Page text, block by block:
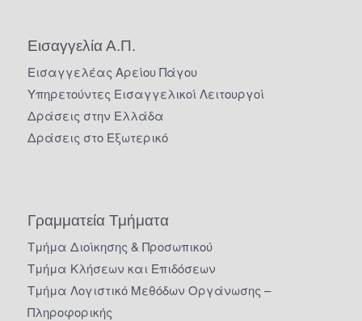
Εισαγγελία Α.Π.
Εισαγγελέας Αρείου Πάγου
Υπηρετούντες Εισαγγελικοί Λειτουργοί
Δράσεις στην Ελλάδα
Δράσεις στο Εξωτερικό
Γραμματεία Τμήματα
Τμήμα Διοίκησης & Προσωπικού
Τμήμα Κλήσεων και Επιδόσεων
Τμήμα Λογιστικό Μεθόδων Οργάνωσης –
Πληροφορικής